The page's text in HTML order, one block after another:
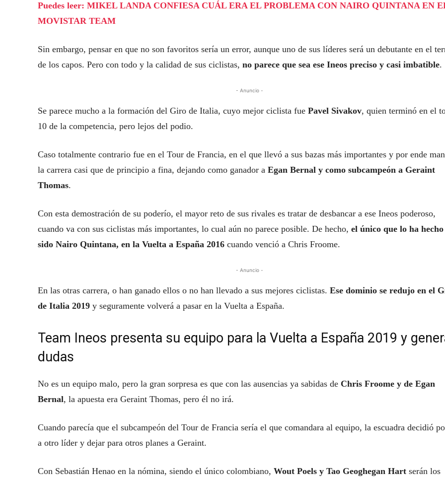
Puedes leer: MIKEL LANDA CONFIESA CUÁL ERA EL PROBLEMA CON NAIRO QUINTANA EN
MOVISTAR TEAM
Sin embargo, pensar en que no son favoritos sería un error, aunque uno de sus líderes será un debutante en el
de los capos. Pero con todo y la calidad de sus ciclistas, no parece que sea ese Ineos preciso y casi imbatible.
- Anuncio -
Se parece mucho a la formación del Giro de Italia, cuyo mejor ciclista fue Pavel Sivakov, quien terminó en el
10 de la competencia, pero lejos del podio.
Caso totalmente contrario fue en el Tour de Francia, en el que llevó a sus bazas más importantes y por ende
la carrera casi que de principio a fina, dejando como ganador a Egan Bernal y como subcampeón a Geraint
Thomas.
Con esta demostración de su poderío, el mayor reto de sus rivales es tratar de desbancar a ese Ineos poderoso,
cuando va con sus ciclistas más importantes, lo cual aún no parece posible. De hecho, el único que lo ha
sido Nairo Quintana, en la Vuelta a España 2016 cuando venció a Chris Froome.
- Anuncio -
En las otras carrera, o han ganado ellos o no han llevado a sus mejores ciclistas. Ese dominio se redujo en el
de Italia 2019 y seguramente volverá a pasar en la Vuelta a España.
Team Ineos presenta su equipo para la Vuelta a España 2019 y
dudas
No es un equipo malo, pero la gran sorpresa es que con las ausencias ya sabidas de Chris Froome y de Egan
Bernal, la apuesta era Geraint Thomas, pero él no irá.
Cuando parecía que el subcampeón del Tour de Francia sería el que comandara al equipo, la escuadra decidió
a otro líder y dejar para otros planes a Geraint.
Con Sebastián Henao en la nómina, siendo el único colombiano, Wout Poels y Tao Geoghegan Hart serán los